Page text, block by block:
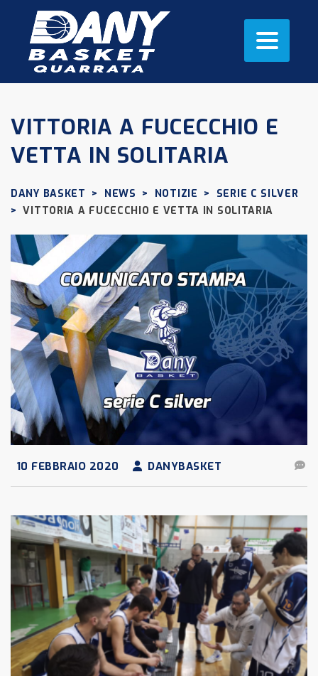
VITTORIA A FUCECCHIO E
VETTA IN SOLITARIA
DANY BASKET > NEWS > NOTIZIE >
SERIE C SILVER
> VITTORIA A FUCECCHIO E VETTA IN SOLITARIA
10 FEBBRAIO 2020 DANYBASKET